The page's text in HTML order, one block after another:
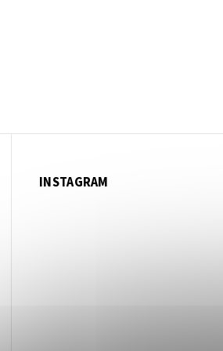
INSTAGRAM